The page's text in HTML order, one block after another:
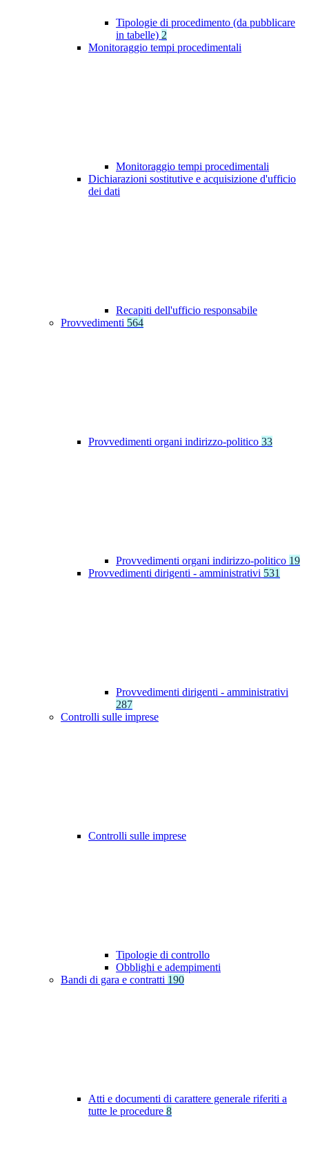
Tipologie di procedimento (da pubblicare
in tabelle) 2
Monitoraggio tempi procedimentali
Monitoraggio tempi procedimentali
Dichiarazioni sostitutive e acquisizione d'ufficio
dei dati
Recapiti dell'ufficio responsabile
Provvedimenti 564
Provvedimenti organi indirizzo-politico 33
Provvedimenti organi indirizzo-politico 19
Provvedimenti dirigenti - amministrativi 531
Provvedimenti dirigenti - amministrativi
287
Controlli sulle imprese
Controlli sulle imprese
Tipologie di controllo
Obblighi e adempimenti
Bandi di gara e contratti 190
Atti e documenti di carattere generale riferiti a
tutte le procedure 8